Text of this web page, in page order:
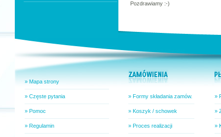
Pozdrawiamy :-)
» Mapa strony
» Częste pytania
» Pomoc
» Regulamin
» Formy składania zamów.
» Koszyk / schowek
» Proces realizacji
»
»
»